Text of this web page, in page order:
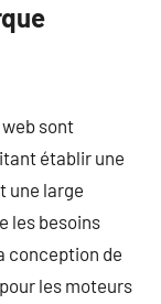
sont
établir une
une large
les besoins
conception de
les moteurs